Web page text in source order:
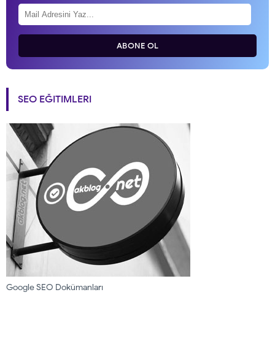
ABONE OL
SEO EĞITIMLERI
Google SEO Dokümanları